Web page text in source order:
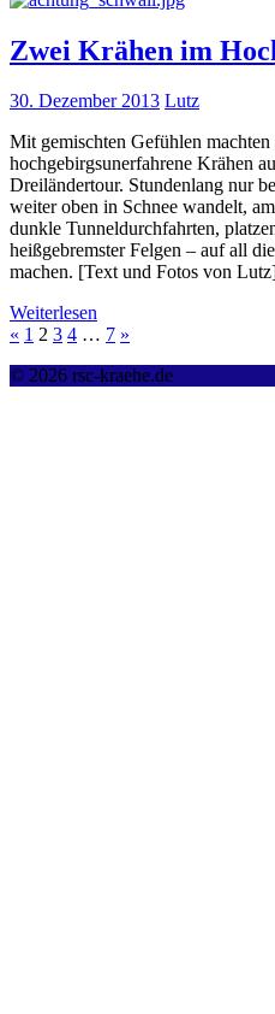
Zwei Krähen im
30. Dezember 2013 Lutz
Mit gemischten Gefühlen
hochgebirgsunerfahrene Krähen
Dreiländertour. Stundenlang nur
weiter oben in Schnee wandelt,
dunkle Tunneldurchfahrten,
heißgebremster Felgen – auf all
machen. [Text und Fotos von Lutz]
Weiterlesen
« 1 2 3 4 … 7 »
© 2026 rsc-kraehe.de